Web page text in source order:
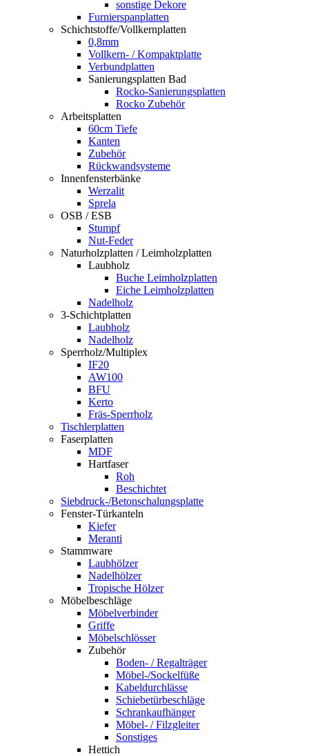
sonstige Dekore
Furnierspanplatten
Schichtstoffe/Vollkernplatten
0,8mm
Vollkern- / Kompaktplatte
Verbundplatten
Sanierungsplatten Bad
Rocko-Sanierungsplatten
Rocko Zubehör
Arbeitsplatten
60cm Tiefe
Kanten
Zubehör
Rückwandsysteme
Innenfensterbänke
Werzalit
Sprela
OSB / ESB
Stumpf
Nut-Feder
Naturholzplatten / Leimholzplatten
Laubholz
Buche Leimholzplatten
Eiche Leimholzplatten
Nadelholz
3-Schichtplatten
Laubholz
Nadelholz
Sperrholz/Multiplex
IF20
AW100
BFU
Kerto
Fräs-Sperrholz
Tischlerplatten
Faserplatten
MDF
Hartfaser
Roh
Beschichtet
Siebdruck-/Betonschalungsplatte
Fenster-Türkanteln
Kiefer
Meranti
Stammware
Laubhölzer
Nadelhölzer
Tropische Hölzer
Möbelbeschläge
Möbelverbinder
Griffe
Möbelschlösser
Zubehör
Boden- / Regalträger
Möbel-/Sockelfüße
Kabeldurchlässe
Schiebetürbeschläge
Schrankaufhänger
Möbel- / Filzgleiter
Sonstiges
Hettich